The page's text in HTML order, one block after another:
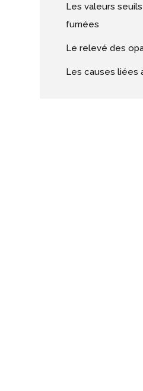
Les valeurs
fumées
Le relevé des
Les causes liées